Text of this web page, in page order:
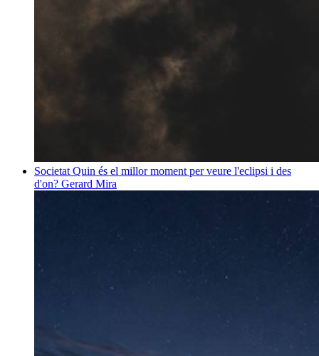
Societat Quin és el millor moment per veure l'eclipsi i des
d'on? Gerard Mira